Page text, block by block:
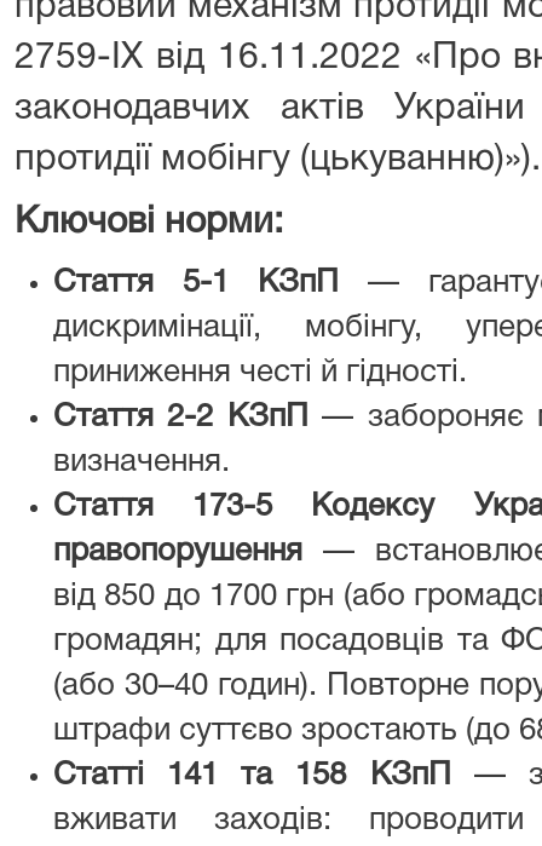
правовий механізм протидії
2759-IX від 16.11.2022 «Про
законодавчих актів
протидії мобінгу (цькуванню)»).
Ключові норми:
Стаття 5-1 КЗпП
—
дискримінації, мобінгу,
приниження честі й гідності.
Стаття 2-2 КЗпП
— забороняє
визначення.
Стаття 173-5 Кодексу
правопорушення — встановлює
від 850 до 1700 грн (або
громадян; для посадовців та
(або 30–40 годин). Повторне
штрафи суттєво зростають (до
Статті 141 та 158 КЗпП
—
вживати заходів: